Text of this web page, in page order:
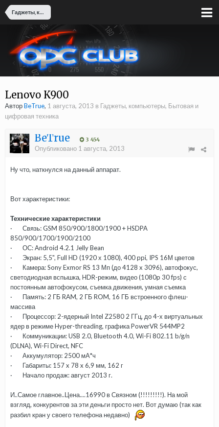
Гаджеты, компьютеры, Бытовая и цифровая техника
Lenovo K900
АвторBeTrue, 1 августа, 2013 в Гаджеты, компьютеры, Бытовая и
цифровая техника
BeTrue 3 454
Опубликовано 1 августа, 2013
Ну что, наткнулся на данный аппарат.
Вот характеристики:
Технические характеристики
· Связь: GSM 850/900/1800/1900 + HSDPA
850/900/1700/1900/2100
· ОС: Android 4.2.1 Jelly Bean
· Экран: 5,5", Full HD (1920 х 1080), 400 ppi, IPS 16М цветов
· Камера: Sony Exmor RS 13 Мп (до 4128 x 3096), автофокус,
светодиодная вспышка, HDR-режим, видео (1080p 30 fps) с
постоянным автофокусом, съемка движения, умная съемка
· Память: 2 ГБ RAM, 2 ГБ ROM, 16 ГБ встроенного флеш-
массива
· Процессор: 2-ядерный Intel Z2580 2 ГГц, до 4-х виртуальных
ядер в режиме Hyper-threading, графика PowerVR 544MP2
· Коммуникации: USB 2.0, Bluetooth 4.0, Wi-Fi 802.11 b/g/n
(DLNA), Wi-Fi Direct, NFC
· Аккумулятор: 2500 мА*ч
· Габариты: 157 x 78 x 6,9 мм, 162 г
· Начало продаж: август 2013 г.
И..Самое главное..Цена....16990 в Связном (!!!!!!!!!). На мой
взгляд, конкурентов за эти деньги просто нет. Вот думаю (так как
разбил кран у своего телефона недавно)